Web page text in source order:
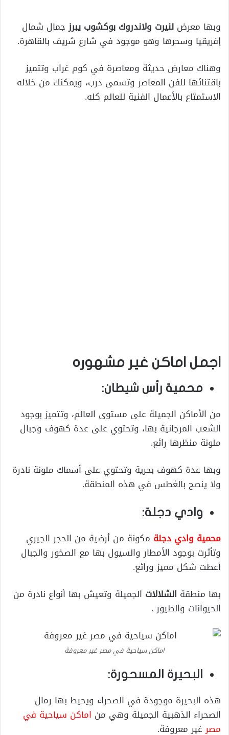
وبها معرض لنيرت ولاندروك بوكشوب يبرزجمال شمال
إفريقيا وسحرها وهو موجود في شارع شريف بالقاهرة.
وهناك معارض حديثة ومعاصرة في كوم غراب وتتميز
باقتنائها للفن المعاصر وتسمى درب، ويمكنك من خلاله
الاستمتاع بالأعمال الفنية للعالم كله.
اجمل اماكن غير مشهوره
محمية رأس شيطان:
من الأماكن الجميلة على مستوى العالم، وتتميز بوجود
الشعب المرجانية بها، وتحتوي على عدة كهوف وجبال
ملونة منظرها رائع.
وبها عدة كهوف بحرية وتحتوي على أسماك ملونة نادرة
ولا ينصح بالغطس في هذه المنطقة.
وادي دجلة:
محمية وادي دجلة مكونة من أرضية من الحجر الجيري
وتأثرت بوجود الأمطار والسيول بها مع الصخور والجبال
أعطت شكل مميز ورائع.
بها منطقة الشلالات الجميلة وتعيش بها أنواع نادرة من
الحيوانات والطيور .
اماكن سياحية في مصر غير معروفة
البحيرة المسحورة:
هذه البحيرة موجودة في الصحراء ويحيط بها رمال
الصحراء الذهبية الجميلة وهي من اماكن سياحية في
مصر غير معروفة.